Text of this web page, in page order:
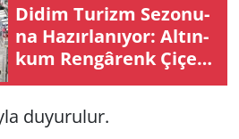
Didim Tu­rizm Se­zo­nu­
na Ha­zır­la­nı­yor: Al­tın­
kum Ren­gâ­renk Çi­çek­
ler­le Do­na­tıl­dı
duyurulur.